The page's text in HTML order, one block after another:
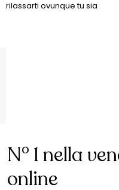
rilassarti ovunque tu sia
N° 1 nella
online